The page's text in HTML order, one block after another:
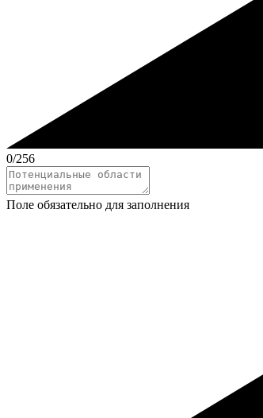
0/256
Поле обязательно для заполнения